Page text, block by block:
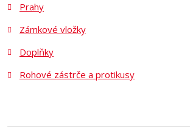
Prahy
Zámkové vložky
Doplňky
Rohové zástrče a protikusy